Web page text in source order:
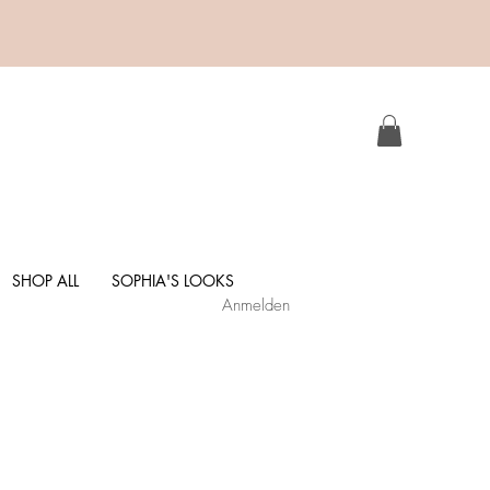
SHOP ALL SOPHIA'S LOOKS
Anmelden